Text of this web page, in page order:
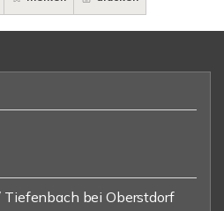
bei Oberstdorf